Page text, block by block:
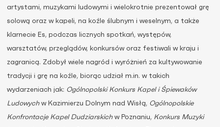
artystami, muzykami ludowymi i wielokrotnie prezentował grę
solową oraz w kapeli, na koźle ślubnym i weselnym, a także
klarnecie Es, podczas licznych spotkań, występów,
warsztatów, przeglądów, konkursów oraz festiwali w kraju i
zagranicą. Zdobył wiele nagród i wyróżnień za kultywowanie
tradycji i grę na koźle, biorąc udział m.in. w takich
wydarzeniach jak: Ogólnopolski Konkurs Kapel i Śpiewaków
Ludowychw Kazimierzu Dolnym nad Wisłą, Ogólnopolskie
Konfrontacje Kapel Dudziarskichw Poznaniu, Konkurs Muzyki